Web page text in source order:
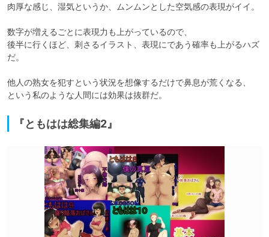
肉厚な感じ、湿気というか、ムンムンとした空気感の表現がイイ。
数字が増えるごとに表現力も上がっているので、
後半に行くほど、刺さるイラスト、表現にであう確率も上がるハズ
だ。
他人の熟女を犯すという状況を想像するだけで鼻息が荒くなる、
という私のような人間には効果は抜群だ。
『ともはは総集編2』